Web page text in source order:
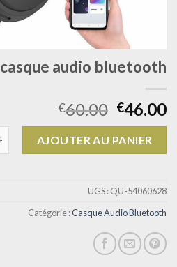
casque audio bluetooth
€60.00 €46.00
AJOUTER AU PANIER
UGS :QU-54060628
Catégorie :Casque Audio Bluetooth